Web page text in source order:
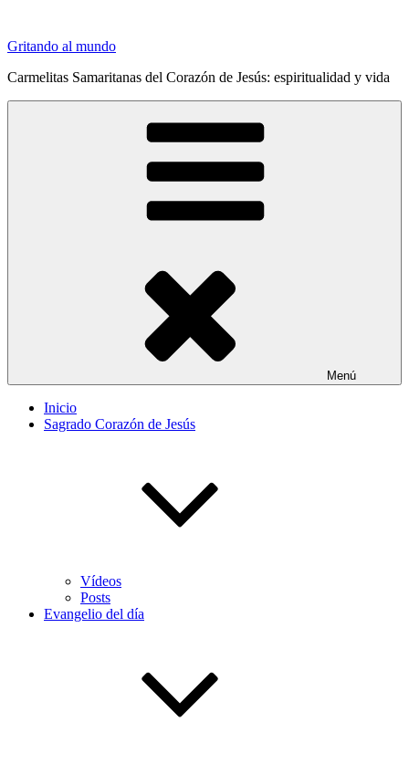
contenido
Gritando al mundo
Carmelitas Samaritanas del Corazón de Jesús: espiritualidad y vida
Menú
Inicio
Sagrado Corazón de Jesús
Vídeos
Posts
Evangelio del día